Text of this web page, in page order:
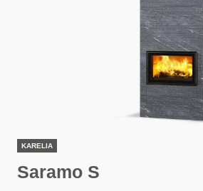
KARELIA
Saramo S